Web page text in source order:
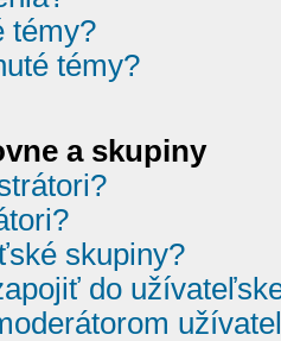
témy?
témy?
a skupiny
skupiny?
do